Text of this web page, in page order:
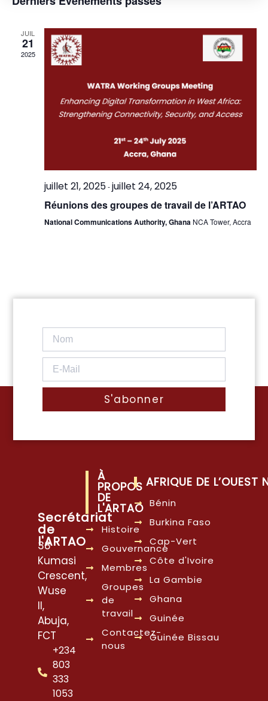
de
vues
date.
JUIL
21
2025
juillet 21, 2025-juillet 24, 2025
Réunions des groupes de travail de l’ARTAO
National Communications Authority, Ghana NCA Tower, Accra
S'abonner
Secrétariat
de
l'ARTAO
38
Kumasi
Crescent,
Wuse
II,
Abuja,
FCT
+234
803
333
1053
À
PROPOS
DE
L'ARTAO
Histoire
Gouvernance
Membres
Groupes
de
travail
Contactez-
nous
AFRIQUE DE L’OUEST
Bénin
Burkina Faso
Cap-Vert
Côte d'Ivoire
La Gambie
Ghana
Guinée
Guinée Bissau